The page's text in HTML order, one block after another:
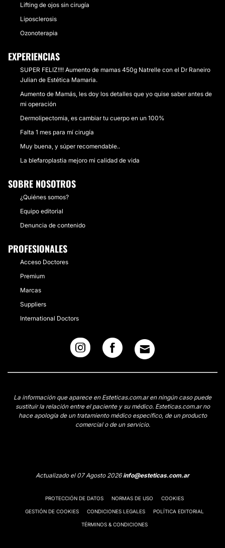
Lifting de ojos sin cirugía
Liposclerosis
Ozonoterapia
EXPERIENCIAS
SUPER FELIZ!!!! Aumento de mamas 450g Natrelle con el Dr Raneiro
Julian de Estética Mamaria.
Aumento de Mamás, les doy los detalles que yo quise saber antes de
mi operación
Dermolipectomia, es cambiar tu cuerpo en un 100%
Falta 1 mes para mí cirugía
Muy buena, y súper recomendable..
La blefaroplastia mejoro mi calidad de vida
SOBRE NOSOTROS
¿Quiénes somos?
Equipo editorial
Denuncia de contenido
PROFESIONALES
Acceso Doctores
Premium
Marcas
Suppliers
International Doctors
La información que aparece en Esteticas.com.ar en ningún caso puede
sustituir la relación entre el paciente y su médico. Esteticas.com.ar no
hace apología de un tratamiento médico específico, de un producto
comercial o de un servicio.
Actualizado el 07 Agosto 2026info@esteticas.com.ar
PROTECCIÓN DE DATOS NORMAS DE USO COOKIES
GESTIÓN DE COOKIES CONDICIONES LEGALES POLÍTICA EDITORIAL
TÉRMINOS & CONDICIONES